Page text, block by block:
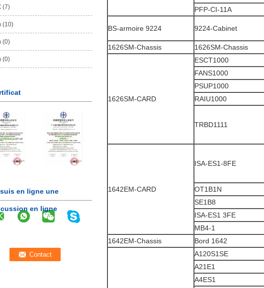
(7)
(10)
(0)
(0)
en ligne une
en ligne
PFP-CI-11A
BS-armoire 9224 9224-Cabinet
1626SM-Chassis
1626SM-Chassis
1626SM-CARD
ESCT1000
FANS1000
PSUP1000
RAIU1000
TRBD1111
1642EM-CARD
ISA-ES1-8FE
OT1B1N
SE1B8
ISA-ES1 3FE
MB4-1
1642EM-Chassis
Bord 1642
A120S1SE
A21E1
A4ES1